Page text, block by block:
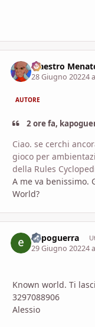
Maestro
28 Giugno 20224
AUTORE
2 ore fa,
Ciao. se cerchi
gioco per
della Rules
A me va benissimo.
World?
kapoguerra
29 Giugno 20224
Known world. Ti
3297088906
Alessio